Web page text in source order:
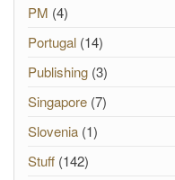
PM (4)
Portugal (14)
Publishing (3)
Singapore (7)
Slovenia (1)
Stuff (142)